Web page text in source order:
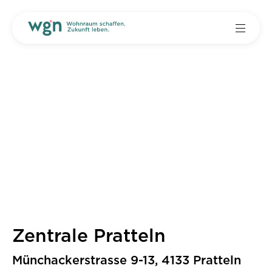
Zentrale Pratteln
Münchackerstrasse 9-13, 4133 Pratteln